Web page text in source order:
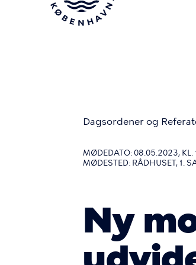
Dagsordener og
MØDEDATO: 08.05.2023, KL.
MØDESTED: RÅDHUSET, 1.
Ny